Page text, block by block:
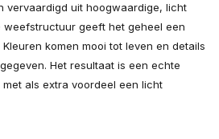
vervaardigd uit hoogwaardige, licht
weefstructuur geeft het geheel een
komen mooi tot leven en details
Het resultaat is een echte
als extra voordeel een licht